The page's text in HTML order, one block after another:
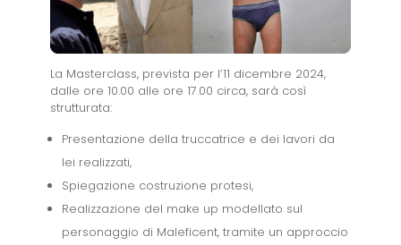
La Masterclass, prevista per l’11 dicembre 2024,
dalle ore 10.00 alle ore 17.00 circa, sarà così
strutturata:
Presentazione della truccatrice e dei lavori da
lei realizzati,
Spiegazione costruzione protesi,
Realizzazione del make up modellato sul
personaggio di Maleficent, tramite un approccio